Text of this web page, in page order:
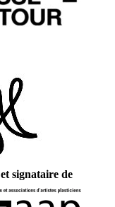
signataire de